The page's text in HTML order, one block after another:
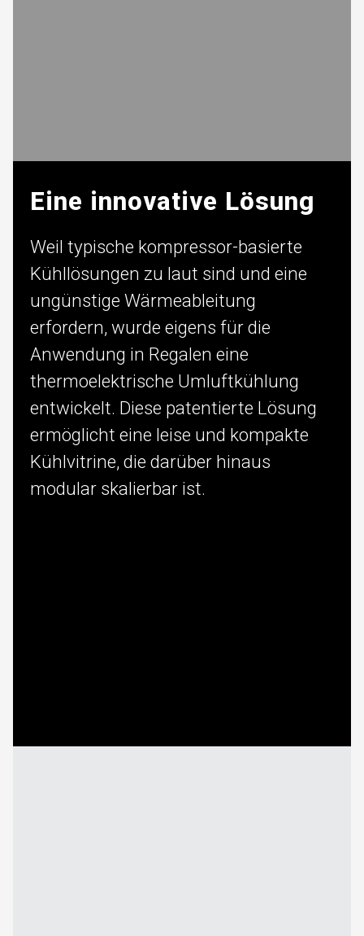
Eine innovative Lösung
Weil typische kompressor-basierte
Kühllösungen zu laut sind und eine
ungünstige Wärmeableitung
erfordern, wurde eigens für die
Anwendung in Regalen eine
thermoelektrische Umluftkühlung
entwickelt. Diese patentierte Lösung
ermöglicht eine leise und kompakte
Kühlvitrine, die darüber hinaus
modular skalierbar ist.